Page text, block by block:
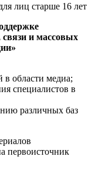
лиц старше 16 лет
и массовых
в области медиа;
специалистов в
различных баз
первоисточник